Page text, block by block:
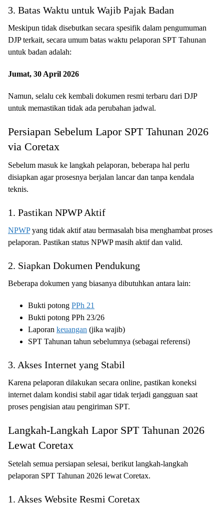
3. Batas Waktu untuk Wajib Pajak Badan
Meskipun tidak disebutkan secara spesifik dalam pengumuman
DJP terkait, secara umum batas waktu pelaporan SPT Tahunan
untuk badan adalah:
Jumat, 30 April 2026
Namun, selalu cek kembali dokumen resmi terbaru dari DJP
untuk memastikan tidak ada perubahan jadwal.
Persiapan Sebelum Lapor SPT Tahunan 2026
via Coretax
Sebelum masuk ke langkah pelaporan, beberapa hal perlu
disiapkan agar prosesnya berjalan lancar dan tanpa kendala
teknis.
1. Pastikan NPWP Aktif
NPWPyang tidak aktif atau bermasalah bisa menghambat proses
pelaporan. Pastikan status NPWP masih aktif dan valid.
2. Siapkan Dokumen Pendukung
Beberapa dokumen yang biasanya dibutuhkan antara lain:
Bukti potong PPh 21
Bukti potong PPh 23/26
Laporan keuangan (jika wajib)
SPT Tahunan tahun sebelumnya (sebagai referensi)
3. Akses Internet yang Stabil
Karena pelaporan dilakukan secara online, pastikan koneksi
internet dalam kondisi stabil agar tidak terjadi gangguan saat
proses pengisian atau pengiriman SPT.
Langkah-Langkah Lapor SPT Tahunan 2026
Lewat Coretax
Setelah semua persiapan selesai, berikut langkah-langkah
pelaporan SPT Tahunan 2026 lewat Coretax.
1. Akses Website Resmi Coretax